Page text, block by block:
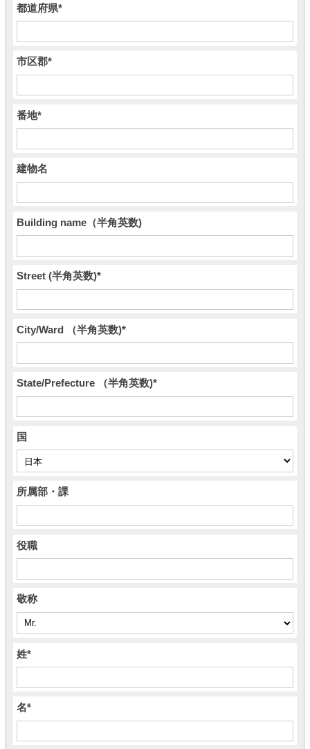
都道府県*
市区郡*
番地*
建物名
Building name（半角英数)
Street (半角英数)*
City/Ward （半角英数)*
State/Prefecture （半角英数)*
国
所属部・課
役職
敬称
姓*
名*